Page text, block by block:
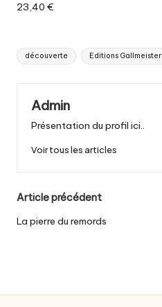
23,40 €
Tags:
découverte Editions Gallmeister
Admin
Présentation du profil ici..
Voir tous les articles
Post
navigation
Article précédent
La pierre du remords